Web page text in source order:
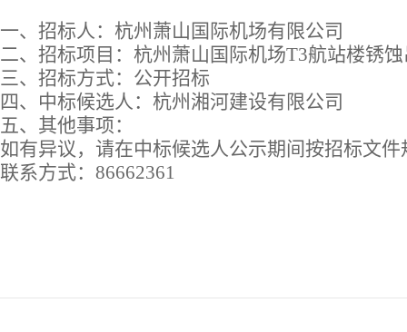
一、招标人：杭州萧山国际机场有限公司
二、招标项目：杭州萧山国际机场T3航站楼锈
三、招标方式：公开招标
四、中标候选人：杭州湘河建设有限公司
五、其他事项：
如有异议，请在中标候选人公示期间按招标文
联系方式：86662361